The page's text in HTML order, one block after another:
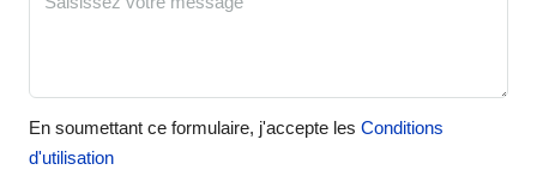
En soumettant ce formulaire, j'accepte les Conditions
d'utilisation